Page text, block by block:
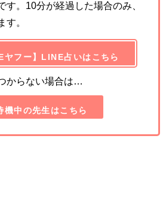
す。10分が経過した場合のみ、
す。
ヤフー】LINE占いはこちら
からない場合は…
機中の先生はこちら